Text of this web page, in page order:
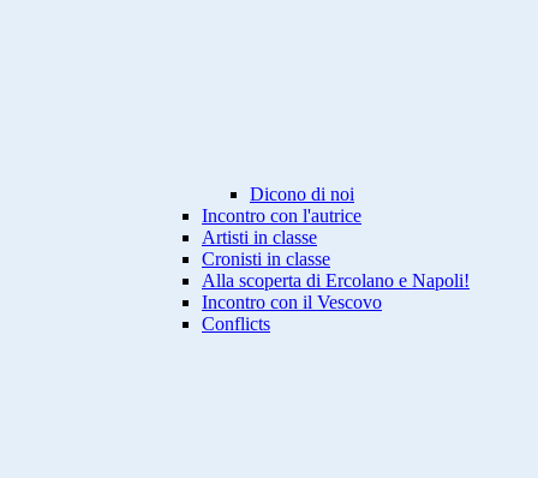
Dicono di noi
Incontro con l'autrice
Artisti in classe
Cronisti in classe
Alla scoperta di Ercolano e Napoli!
Incontro con il Vescovo
Conflicts